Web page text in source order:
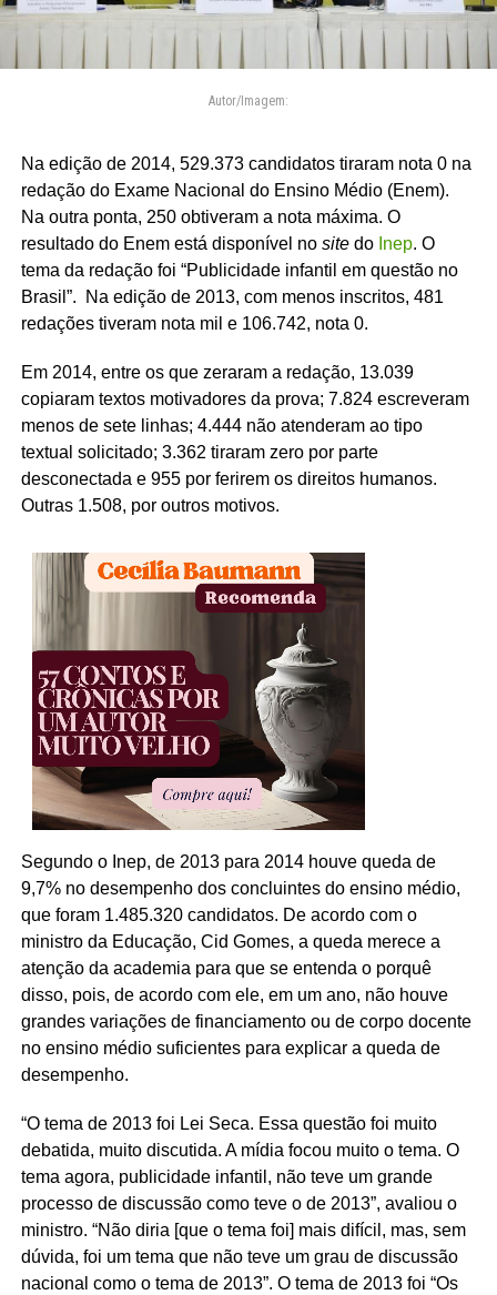
Autor/Imagem:
Na edição de 2014, 529.373 candidatos tiraram nota 0 na
redação do Exame Nacional do Ensino Médio (Enem).
Na outra ponta, 250 obtiveram a nota máxima. O
resultado do Enem está disponível nosite do Inep. O
tema da redação foi “Publicidade infantil em questão no
Brasil”. Na edição de 2013, com menos inscritos, 481
redações tiveram nota mil e 106.742, nota 0.
Em 2014, entre os que zeraram a redação, 13.039
copiaram textos motivadores da prova; 7.824 escreveram
menos de sete linhas; 4.444 não atenderam ao tipo
textual solicitado; 3.362 tiraram zero por parte
desconectada e 955 por ferirem os direitos humanos.
Outras 1.508, por outros motivos.
Segundo o Inep, de 2013 para 2014 houve queda de
9,7% no desempenho dos concluintes do ensino médio,
que foram 1.485.320 candidatos. De acordo com o
ministro da Educação, Cid Gomes, a queda merece a
atenção da academia para que se entenda o porquê
disso, pois, de acordo com ele, em um ano, não houve
grandes variações de financiamento ou de corpo docente
no ensino médio suficientes para explicar a queda de
desempenho.
“O tema de 2013 foi Lei Seca. Essa questão foi muito
debatida, muito discutida. A mídia focou muito o tema. O
tema agora, publicidade infantil, não teve um grande
processo de discussão como teve o de 2013”, avaliou o
ministro. “Não diria [que o tema foi] mais difícil, mas, sem
dúvida, foi um tema que não teve um grau de discussão
nacional como o tema de 2013”. O tema de 2013 foi “Os